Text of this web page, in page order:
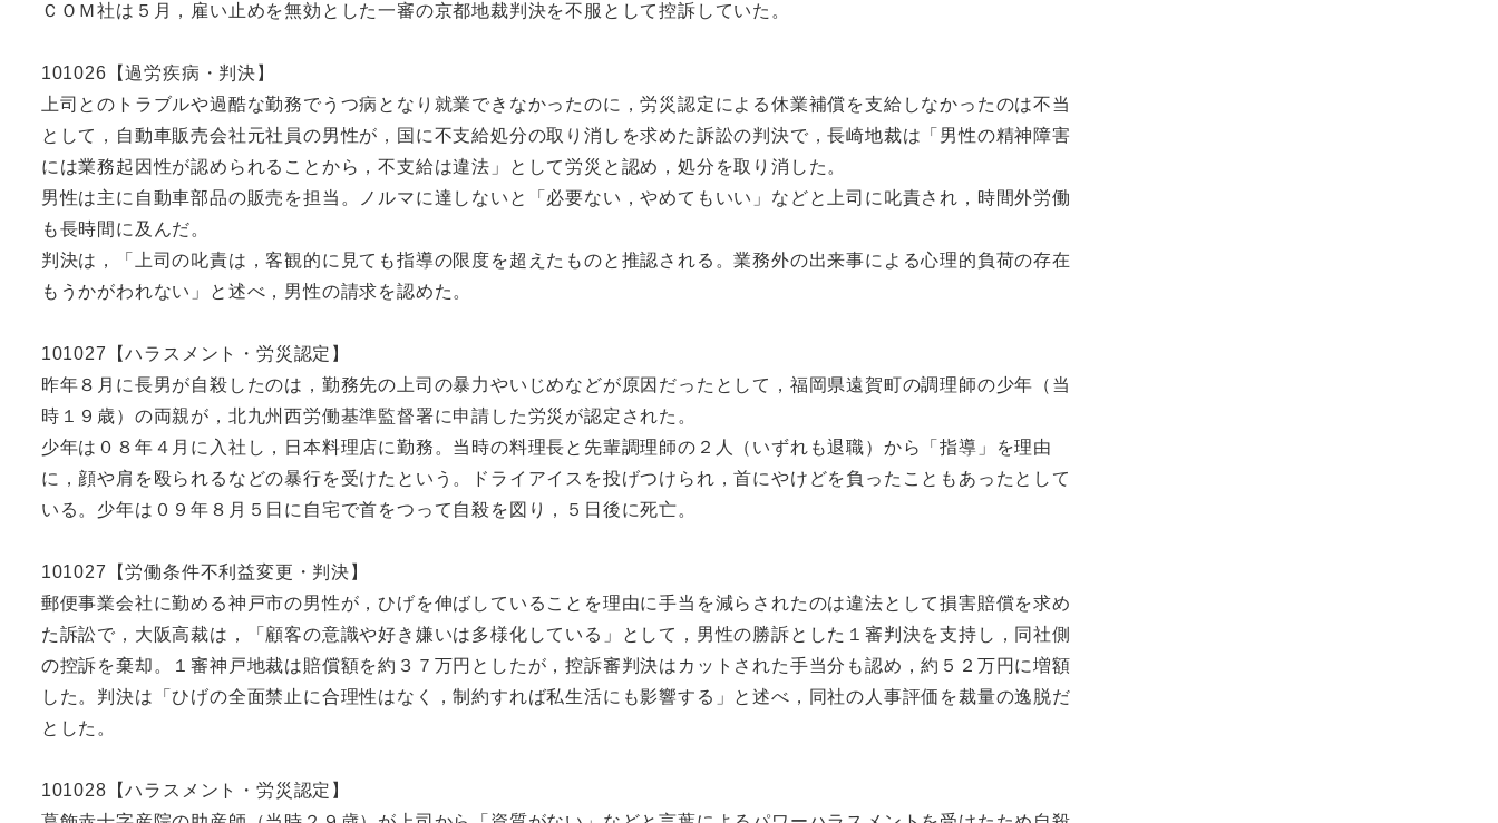
ＣＯＭ社は５月，雇い止めを無効とした一審の京都地裁判決を不服として控訴していた。
101026【過労疾病・判決】
上司とのトラブルや過酷な勤務でうつ病となり就業できなかったのに，労災認定による休業補償を支給しなかったのは不当
として，自動車販売会社元社員の男性が，国に不支給処分の取り消しを求めた訴訟の判決で，長崎地裁は「男性の精神障害
には業務起因性が認められることから，不支給は違法」として労災と認め，処分を取り消した。
男性は主に自動車部品の販売を担当。ノルマに達しないと「必要ない，やめてもいい」などと上司に叱責され，時間外労働
も長時間に及んだ。
判決は，「上司の叱責は，客観的に見ても指導の限度を超えたものと推認される。業務外の出来事による心理的負荷の存在
もうかがわれない」と述べ，男性の請求を認めた。
101027【ハラスメント・労災認定】
昨年８月に長男が自殺したのは，勤務先の上司の暴力やいじめなどが原因だったとして，福岡県遠賀町の調理師の少年（当
時１９歳）の両親が，北九州西労働基準監督署に申請した労災が認定された。
少年は０８年４月に入社し，日本料理店に勤務。当時の料理長と先輩調理師の２人（いずれも退職）から「指導」を理由
に，顔や肩を殴られるなどの暴行を受けたという。ドライアイスを投げつけられ，首にやけどを負ったこともあったとして
いる。少年は０９年８月５日に自宅で首をつって自殺を図り，５日後に死亡。
101027【労働条件不利益変更・判決】
郵便事業会社に勤める神戸市の男性が，ひげを伸ばしていることを理由に手当を減らされたのは違法として損害賠償を求め
た訴訟で，大阪高裁は，「顧客の意識や好き嫌いは多様化している」として，男性の勝訴とした１審判決を支持し，同社側
の控訴を棄却。１審神戸地裁は賠償額を約３７万円としたが，控訴審判決はカットされた手当分も認め，約５２万円に増額
した。判決は「ひげの全面禁止に合理性はなく，制約すれば私生活にも影響する」と述べ，同社の人事評価を裁量の逸脱だ
とした。
101028【ハラスメント・労災認定】